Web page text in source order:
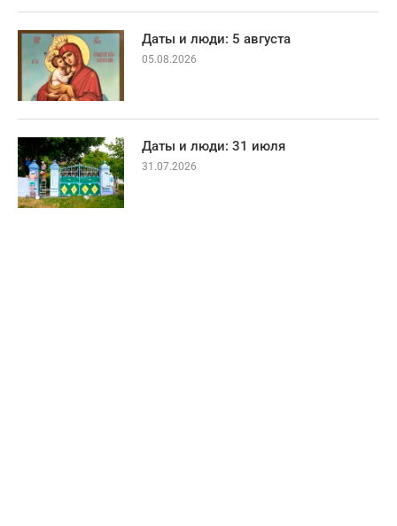
Даты и люди: 5 августа
05.08.2026
Даты и люди: 31 июля
31.07.2026